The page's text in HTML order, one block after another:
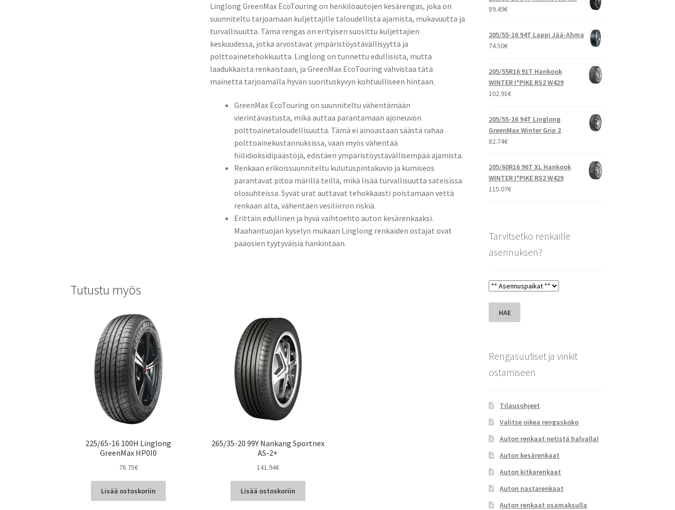
Linglong GreenMax EcoTouring on henkilöautojen kesärengas, joka on
suunniteltu tarjoamaan kuljettajille taloudellista ajamista, mukavuutta ja
turvallisuutta. Tämä rengas on erityisen suosittu kuljettajien
keskuudessa, jotka arvostavat ympäristöystävällisyyttä ja
polttoainetehokkuutta. Linglong on tunnettu edullisista, mutta
laadukkaista renkaistaan, ja GreenMax EcoTouring vahvistaa tätä
mainetta tarjoamalla hyvän suorituskyvyn kohtuulliseen hintaan.
GreenMax EcoTouring on suunniteltu vähentämään
vierintävastusta, mikä auttaa parantamaan ajoneuvon
polttoainetaloudellisuutta. Tämä ei ainoastaan säästä rahaa
polttoainekustannuksissa, vaan myös vähentää
hiilidioksidipäästöjä, edistäen ympäristöystävällisempää ajamista.
Renkaan erikoissuunniteltu kulutuspintakuvio ja kumiseos
parantavat pitoa märillä teillä, mikä lisää turvallisuutta sateisissa
olosuhteissa. Syvät urat auttavat tehokkaasti poistamaan vettä
renkaan alta, vähentäen vesiliirron riskiä.
Erittäin edullinen ja hyvä vaihtoehto auton kesärenkaaksi.
Maahantuojan kyselyn mukaan Linglong renkaiden ostajat ovat
pääosien tyytyväisiä hankintaan.
Tutustu myös
225/65-16 100H Linglong
GreenMax HP0I0
78.75€
Lisää ostoskoriin
265/35-20 99Y Nankang Sportnex
AS-2+
141.94€
Lisää ostoskoriin
89.49€
205/55-16 94T Lappi Jää-Ahma
74.50€
205/55R16 91T Hankook
WINTER I*PIKE RS2 W429
102.91€
205/55-16 94T Linglong
GreenMax Winter Grip 2
82.74€
205/60R16 96T XL Hankook
WINTER I*PIKE RS2 W429
115.07€
Tarvitsetko renkaille
asennuksen?
HAE
Rengasuutiset ja vinkit
ostamiseen
Tilausohjeet
Valitse oikea rengaskoko
Auton renkaat netistä halvalla!
Auton kesärenkaat
Auton kitkarenkaat
Auton nastarenkaat
Auton renkaat osamaksulla